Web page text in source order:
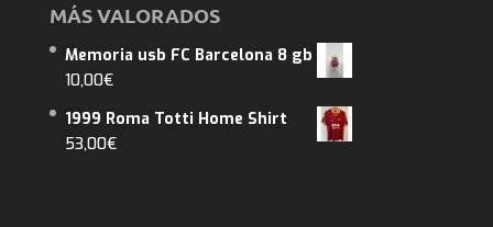
MÁS VALORADOS
Memoria usb FC Barcelona 8 gb
10,00€
1999 Roma Totti Home Shirt
53,00€